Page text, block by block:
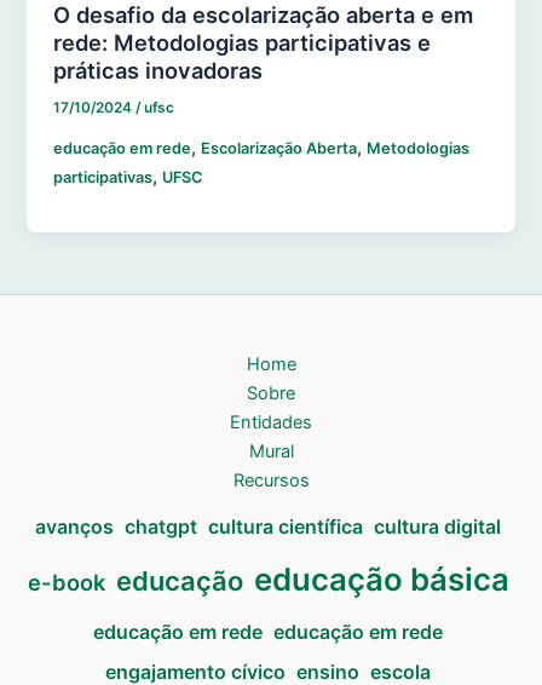
O desafio da escolarização aberta e em
rede: Metodologias participativas e
práticas inovadoras
17/10/2024/ufsc
educação em rede, Escolarização Aberta, Metodologias
participativas, UFSC
Home
Sobre
Entidades
Mural
Recursos
avanços chatgpt cultura científica cultura digital
e-book educação educação básica
educação em rede educação em rede
engajamento cívico ensino escola